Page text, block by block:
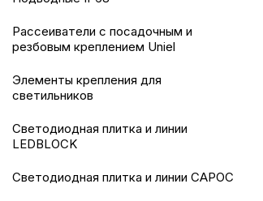
рассеиватели с посадочным и
резбовым креплением Uniel
элементы крепления для
светильников
светодиодная плитка и линии
LEDBLOCK
светодиодная плитка и линии САРОС